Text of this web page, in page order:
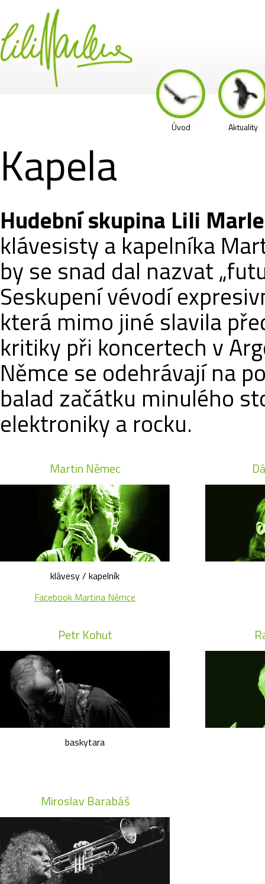
Úvod Aktuality
Kapela
Hudební skupina Lili
klávesisty a kapelníka
by se snad dal nazvat
Seskupení vévodí
která mimo jiné slavila
kritiky při koncertech v
Němce se odehrávají na
balad začátku minulého
elektroniky a rocku.
Martin Němec
klávesy / kapelník
Facebook Martina Němce
Petr Kohut
baskytara
Miroslav Barabáš